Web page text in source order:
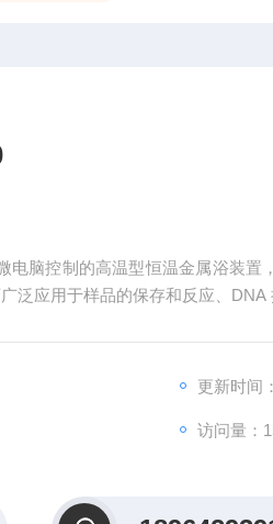
电脑控制的高温型恒温金属浴装置
泛应用于样品的保存和反应、DNA
更新时间
访问量：